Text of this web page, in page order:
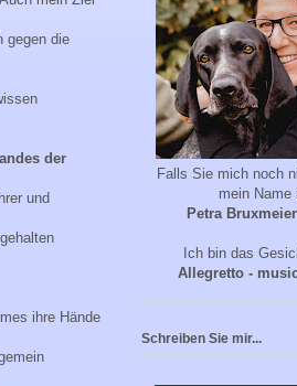
gegen die
der
und
ihre Hände
Falls Sie mich noch
mein Name
Petra
Ich bin das
Allegretto -
Schreiben Sie mir...